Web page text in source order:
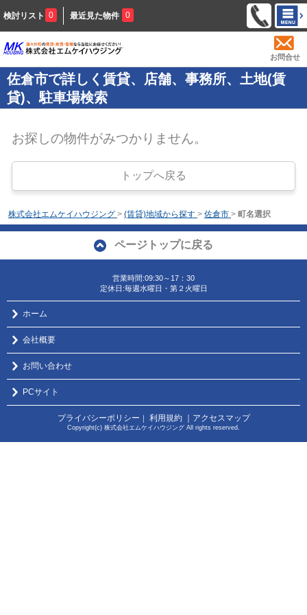
検討リスト 0 最近見た物件 0
お問合せ
佐倉市で詳しく賃貸、店舗、事務所、土地(賃
貸)、駐車場検索
お探しの物件がみつかりません。
トップへ戻る
株式会社エムケイハウジング > (賃貸)地域から探す > 佐倉市 > 町名選択
ページトップに戻る
営業時間:09:30～17：30
定休日:毎週水曜日・第２火曜日
ホーム
会社概要
お問い合わせ
PCサイト
プライバシーポリシー ｜ 利用規約 ｜アクセスマップ
Copyright(c) 株式会社エムケイハウジング All rights reserved.